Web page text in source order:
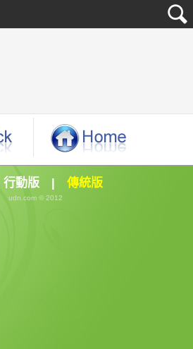
行動版 | 傳統版
udn.com © 2012